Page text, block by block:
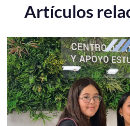
Artículos